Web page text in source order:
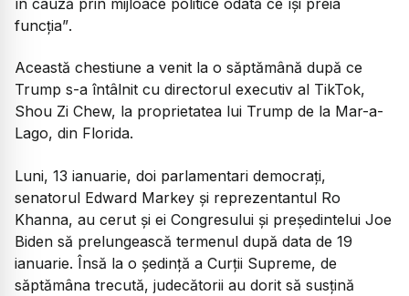
funcția”.
Această chestiune a venit la o săptămână după ce
Trump s-a întâlnit cu directorul executiv al TikTok,
Shou Zi Chew, la proprietatea lui Trump de la Mar-a-
Lago, din Florida.
Luni, 13 ianuarie, doi parlamentari democrați,
senatorul Edward Markey și reprezentantul Ro
Khanna, au cerut și ei Congresului și președintelui Joe
Biden să prelungească termenul după data de 19
ianuarie. Însă la o ședință a Curții Supreme, de
săptămâna trecută, judecătorii au dorit să susțină